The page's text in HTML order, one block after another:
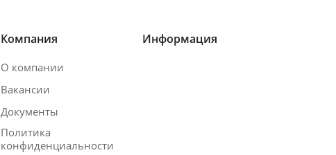
Компания
О компании
Вакансии
Документы
Политика
конфиденциальности
Информация